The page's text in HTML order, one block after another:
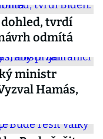
dohled, tvrdí
odmítá
ministr
Hamás,